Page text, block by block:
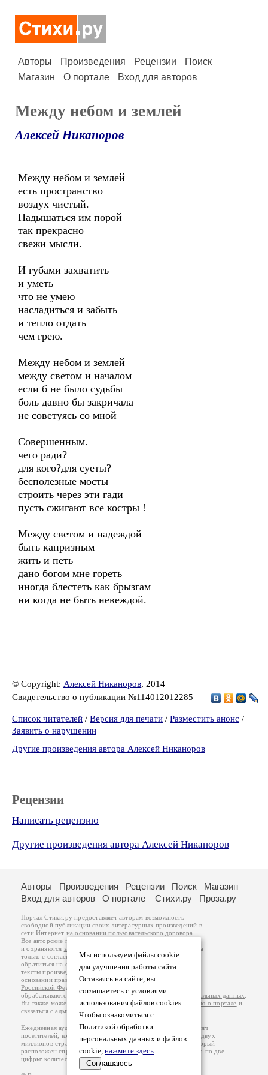
Авторы Произведения Рецензии
Поиск
Магазин
О портале Вход для авторов
Между небом и землей
Алексей Никаноров
Между небом и землей
есть пространство
воздух чистый.
Надышаться им порой
так прекрасно
свежи мысли.
И губами захватить
и уметь
что не умею
насладиться и забыть
и тепло отдать
чем грею.
Между небом и землей
между светом и началом
если б не было судьбы
боль давно бы закричала
не советуясь со мной
Совершенным.
чего ради?
для кого?для суеты?
бесполезные мосты
строить через эти гади
пусть сжигают все костры !
Между светом и надеждой
быть капризным
жить и петь
дано богом мне гореть
иногда блестеть как брызгам
ни когда не быть невеждой.
© Copyright: Алексей Никаноров, 2014
Свидетельство о публикации №114012012285
Список читателей / Версия для печати / Разместить анонс /
Заявить о нарушении
Другие произведения автора Алексей Никаноров
Рецензии
Написать рецензию
Другие произведения автора Алексей Никаноров
Мы используем файлы cookie
для улучшения работы сайта.
Оставаясь на сайте, вы
соглашаетесь с условиями
использования файлов cookies.
Чтобы ознакомиться с
Политикой обработки
персональных данных и файлов
cookie, нажмите здесь.
Соглашаюсь
Авторы Произведения Рецензии Поиск
Магазин
Вход для авторов
О портале Стихи.ру Проза.ру
Портал Стихи.ру предоставляет авторам возможность
свободной публикации своих литературных произведений в
сети Интернет на основаниипользовательского договора
Все авторские права на произведения принадлежат авторам
и охраняются законом
. Перепечатка произведений возможна
только с согласия его автора, к которому вы можете
обратиться на его авторской странице. Ответственность за
тексты произведений авторы несут самостоятельно на
основанииправил публикацииизаконодательства
Российской Федерации
обрабатываются на основанииПолитики обработки персональных данных
Вы также можете посмотреть более подробнуюинформацию о портале и
связаться с администрацией
Ежедневная аудитория портала Стихи.ру – порядка 200 тысяч
посетителей, которые в общей сумме просматривают более двух
миллионов страниц по данным счетчика посещаемости, который
расположен справа от этого текста. В каждой графе указано по две
цифры: количество просмотров и количество посетителей.